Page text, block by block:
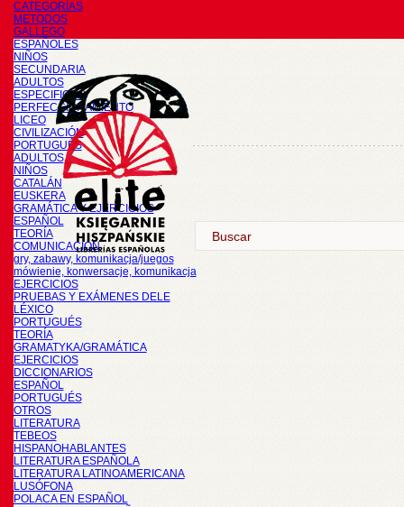
CATEGORÍAS
METODOS
GALLEGO
ESPAÑOLES
NIÑOS
SECUNDARIA
ADULTOS
ESPECIFICOS
PERFECCIONAMIENTO
LICEO
CIVILIZACIÓN
PORTUGUÉS
ADULTOS
NIÑOS
CATALÁN
EUSKERA
GRAMÁTICA Y EJERCICIOS
ESPAÑOL
TEORÍA
COMUNICACIÓN
gry, zabawy, komunikacja/juegos
mówienie, konwersacje, komunikacja
EJERCICIOS
PRUEBAS Y EXÁMENES DELE
LÉXICO
PORTUGUÉS
TEORÍA
GRAMATYKA/GRAMÁTICA
EJERCICIOS
DICCIONARIOS
ESPAÑOL
PORTUGUÉS
OTROS
LITERATURA
TEBEOS
HISPANOHABLANTES
LITERATURA ESPAÑOLA
LITERATURA LATINOAMERICANA
LUSÓFONA
POLACA EN ESPAÑOL